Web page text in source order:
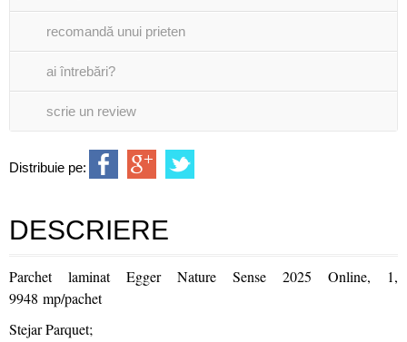
recomandă unui prieten
ai întrebări?
scrie un review
Distribuie pe:
DESCRIERE
Parchet laminat Egger Nature Sense 2025 Online, 1,
9948 mp/pachet
Stejar Parquet;